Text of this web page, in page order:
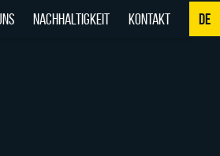
NACHHALTIGKEIT KONTAKT DE